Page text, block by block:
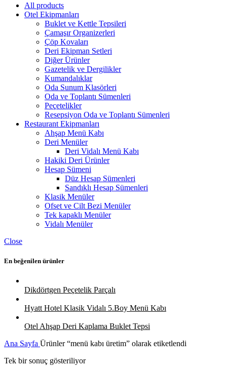
All products
Otel Ekipmanları
Buklet ve Kettle Tepsileri
Çamaşır Organizerleri
Çöp Kovaları
Deri Ekipman Setleri
Diğer Ürünler
Gazetelik ve Dergilikler
Kumandalıklar
Oda Sunum Klasörleri
Oda ve Toplantı Sümenleri
Peçetelikler
Resepsiyon Oda ve Toplantı Sümenleri
Restaurant Ekipmanları
Ahşap Menü Kabı
Deri Menüler
Deri Vidalı Menü Kabı
Hakiki Deri Ürünler
Hesap Sümeni
Düz Hesap Sümenleri
Sandıklı Hesap Sümenleri
Klasik Menüler
Ofset ve Cilt Bezi Menüler
Tek kapaklı Menüler
Vidalı Menüler
Close
En beğenilen ürünler
Dikdörtgen Peçetelik Parçalı
Hyatt Hotel Klasik Vidalı 5.Boy Menü Kabı
Otel Ahşap Deri Kaplama Buklet Tepsi
Ana Sayfa Ürünler “menü kabı üretim” olarak etiketlendi
Tek bir sonuç gösteriliyor